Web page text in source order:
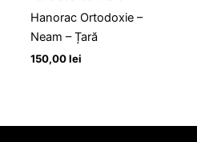
Hanorac Ortodoxie –
Neam – Țară
150,00lei